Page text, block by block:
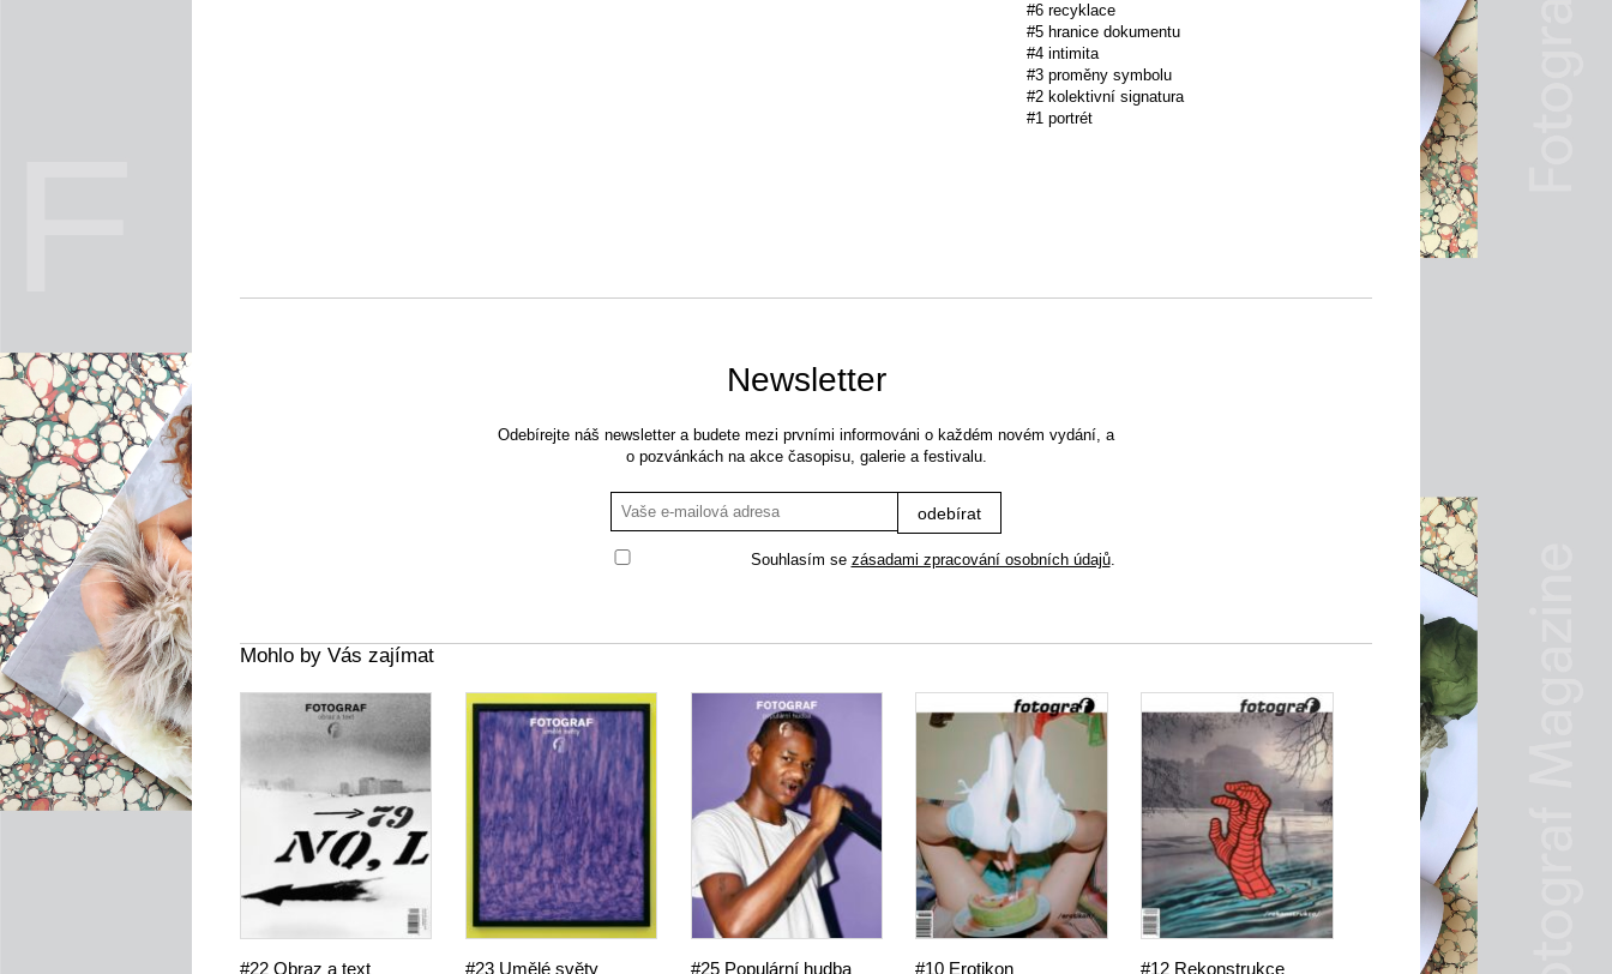
#6 recyklace
#5 hranice dokumentu
#4 intimita
#3 proměny symbolu
#2 kolektivní signatura
#1 portrét
Newsletter
Odebírejte náš newsletter a budete mezi prvními informováni o každém novém vydání, a
o pozvánkách na akce časopisu, galerie a festivalu.
Souhlasím se zásadami zpracování osobních údajů.
Mohlo by Vás zajímat
#22 Obraz a text #23 Umělé světy #25 Populární hudba #10 Erotikon #12 Rekonstrukce